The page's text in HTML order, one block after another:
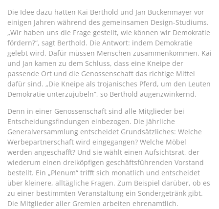
Die Idee dazu hatten Kai Berthold und Jan Buckenmayer vor
einigen Jahren während des gemeinsamen Design-Studiums.
„Wir haben uns die Frage gestellt, wie können wir Demokratie
fördern?“, sagt Berthold. Die Antwort: indem Demokratie
gelebt wird. Dafür müssen Menschen zusammenkommen. Kai
und Jan kamen zu dem Schluss, dass eine Kneipe der
passende Ort und die Genossenschaft das richtige Mittel
dafür sind. „Die Kneipe als trojanisches Pferd, um den Leuten
Demokratie unterzujubeln“, so Berthold augenzwinkernd.
Denn in einer Genossenschaft sind alle Mitglieder bei
Entscheidungsfindungen einbezogen. Die jährliche
Generalversammlung entscheidet Grundsätzliches: Welche
Werbepartnerschaft wird eingegangen? Welche Möbel
werden angeschafft? Und sie wählt einen Aufsichtsrat, der
wiederum einen dreiköpfigen geschäftsführenden Vorstand
bestellt. Ein „Plenum“ trifft sich monatlich und entscheidet
über kleinere, alltägliche Fragen. Zum Beispiel darüber, ob es
zu einer bestimmten Veranstaltung ein Sondergetränk gibt.
Die Mitglieder aller Gremien arbeiten ehrenamtlich.